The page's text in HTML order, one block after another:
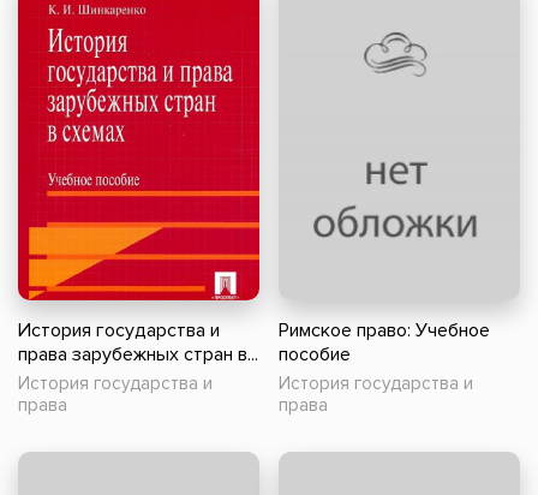
История государства и
права зарубежных стран в...
История государства и
права
Римское право: Учебное
пособие
История государства и
права